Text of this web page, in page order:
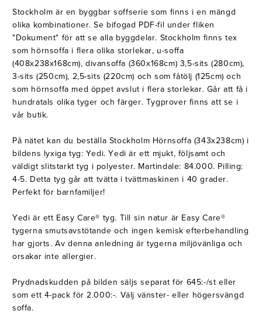
Stockholm är en byggbar soffserie som finns i en mängd
olika kombinationer. Se bifogad PDF-fil under fliken
"Dokument" för att se alla byggdelar. Stockholm finns tex
som hörnsoffa i flera olika storlekar, u-soffa
(408x238x168cm), divansoffa (360x168cm) 3,5-sits (280cm),
3-sits (250cm), 2,5-sits (220cm) och som fåtölj (125cm) och
som hörnsoffa med öppet avslut i flera storlekar. Går att få i
hundratals olika tyger och färger. Tygprover finns att se i
vår butik.
På nätet kan du beställa Stockholm Hörnsoffa (343x238cm) i
bildens lyxiga tyg: Yedi. Yedi är ett mjukt, följsamt och
väldigt slitstarkt tyg i polyester. Martindale: 84.000. Pilling:
4-5. Detta tyg går att tvätta i tvättmaskinen i 40 grader.
Perfekt för barnfamiljer!
Yedi är ett Easy Care® tyg. Till sin natur är Easy Care®
tygerna smutsavstötande och ingen kemisk efterbehandling
har gjorts. Av denna anledning är tygerna miljövänliga och
orsakar inte allergier.
Prydnadskudden på bilden säljs separat för 645:-/st eller
som ett 4-pack för 2.000:-. Välj vänster- eller högersvängd
soffa.